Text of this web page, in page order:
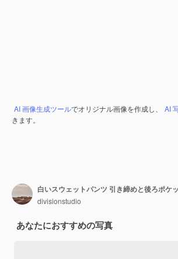
AI 画像生成ツールでオリジナル画像を作成し、 AI
きます。
白いスウェットパンツ 引き締めと後ろポケ
divisionstudio
あなたにおすすめの写真